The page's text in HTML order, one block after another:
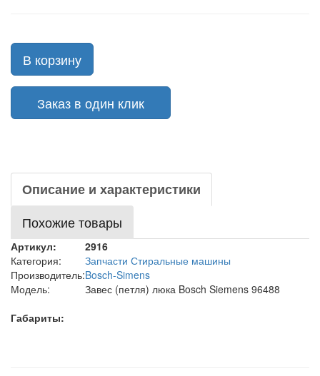
В корзину
Заказ в один клик
Описание и характеристики
Похожие товары
Артикул:
2916
Категория:
Запчасти Стиральные машины
Производитель:Bosch-Simens
Модель:
Завес (петля) люка Bosch Siemens 96488
Габариты: